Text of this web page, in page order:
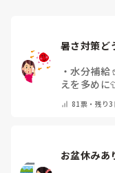
暑さ対策ど
・水分補給
えを多めに
トで教えて
81票・ 残り3
お盆休みあ